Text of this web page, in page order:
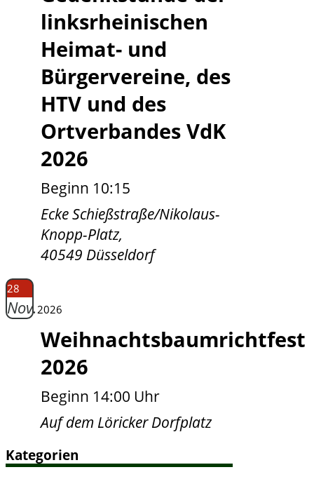
linksrheinischen
Heimat- und
Bürgervereine, des
HTV und des
Ortverbandes VdK
2026
Beginn 10:15
Ecke Schießstraße/Nikolaus-
Knopp-Platz,
40549 Düsseldorf
28
Nov.2026
Weihnachtsbaumrichtfest
2026
Beginn 14:00 Uhr
Auf dem Löricker Dorfplatz
Kategorien